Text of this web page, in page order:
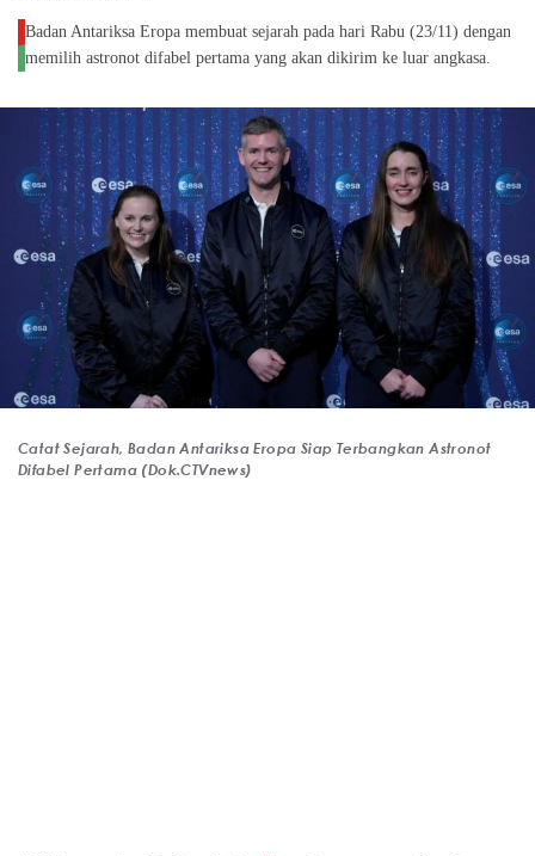
Badan Antariksa Eropa membuat sejarah pada hari Rabu (23/11) dengan
memilih astronot difabel pertama yang akan dikirim ke luar angkasa.
Catat Sejarah, Badan Antariksa Eropa Siap Terbangkan Astronot
Difabel Pertama (Dok.CTVnews)